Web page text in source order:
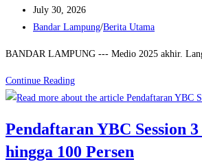
di
Daya
Sakti
author:
Post
published:
July 30, 2026
Post
Bandar Lampung/Berita Utama
BANDAR LAMPUNG --- Medio 2025 akhir.
Continue ReadingPutaran
Roda
Sepenggal
Kisah
Pendaftaran YBC Session
hingga 100 Persen